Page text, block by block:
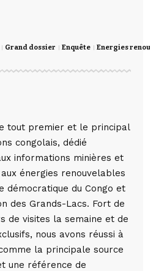
Grand dossier Enquête Energies
tout premier et le principal
congolais, dédié
informations minières et
énergies renouvelables
démocratique du Congo et
des Grands-Lacs. Fort de
de visites la semaine et de
nous avons réussi à
la principale source
une référence de